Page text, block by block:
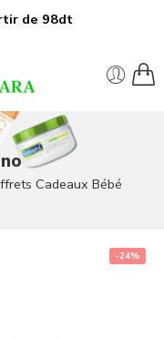
de 98dt
Cadeaux Bébé
-24%